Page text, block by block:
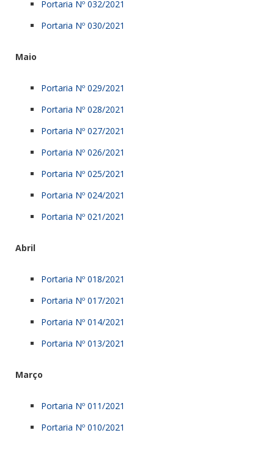
Portaria Nº 032/2021
Portaria Nº 030/2021
Maio
Portaria Nº 029/2021
Portaria Nº 028/2021
Portaria Nº 027/2021
Portaria Nº 026/2021
Portaria Nº 025/2021
Portaria Nº 024/2021
Portaria Nº 021/2021
Abril
Portaria Nº 018/2021
Portaria Nº 017/2021
Portaria Nº 014/2021
Portaria Nº 013/2021
Março
Portaria Nº 011/2021
Portaria Nº 010/2021